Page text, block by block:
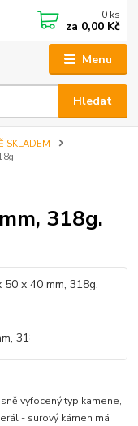
Menu
Hledat
0 ks
za 0,00 Kč
SKLADEM
318g.
vyfocený typ kamene,
- surový kámen má